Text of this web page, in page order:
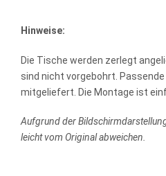
Hinweise:
Die Tische werden zerlegt
sind nicht vorgebohrt.
mitgeliefert. Die Montage ist
Aufgrund der
leicht vom Original abweichen.